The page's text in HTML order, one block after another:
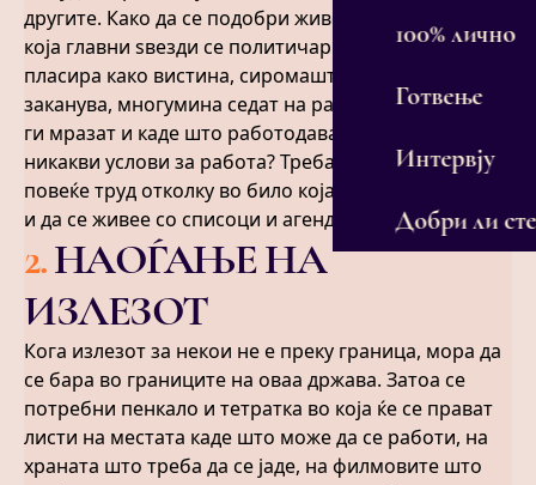
100% лично
Готвење
Интервју
Добри ли
другите. Како да се подобри животот во држава во
која главни ѕвезди се политичарите, лагата се
пласира како вистина, сиромаштијата секој ден се
заканува, многумина седат на работни места што
ги мразат и каде што работодавачите не нудат
никакви услови за работа? Треба да се вложи многу
повеќе труд отколку во било која нормална држава
и да се живее со списоци и агенди.
2.НАОЃАЊЕ НА
ИЗЛЕЗОТ
Кога излезот за некои не е преку граница, мора да
се бара во границите на оваа држава. Затоа се
потребни пенкало и тетратка во која ќе се прават
листи на местата каде што може да се работи, на
храната што треба да се јаде, на филмовите што